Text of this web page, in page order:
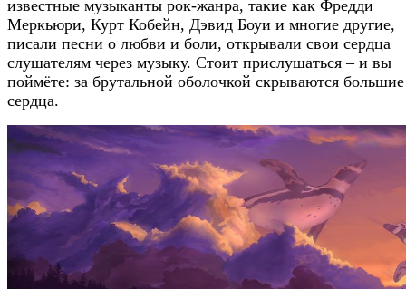
известные музыканты рок-жанра, такие как Фредди
Меркьюри, Курт Кобейн, Дэвид Боуи и многие другие,
писали песни о любви и боли, открывали свои сердца
слушателям через музыку. Стоит прислушаться – и вы
поймёте: за брутальной оболочкой скрываются большие
сердца.